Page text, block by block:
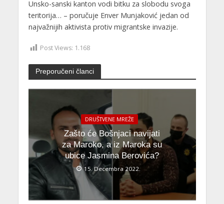
Unsko-sanski kanton vodi bitku za slobodu svoga
teritorija… – poručuje Enver Munjaković jedan od
najvažnijih aktivista protiv migrantske invazije.
Post Views: 1.168
Preporučeni članci
DRUŠTVENE MREŽE
Zašto će Bošnjaci navijati
za Maroko, a iz Maroka su
ubice Jasmina Berovića?
15. Decembra 2022.